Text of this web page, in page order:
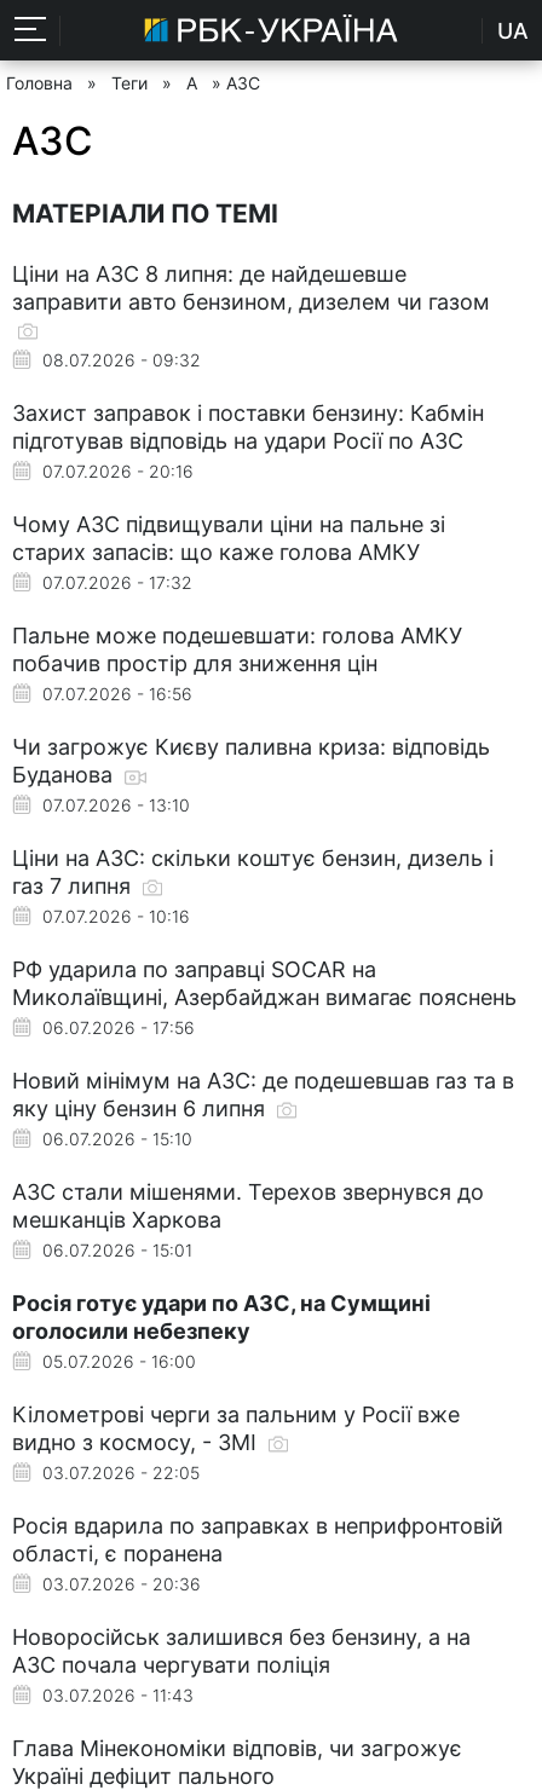
UA
Головна » Теги » А » АЗС
АЗС
МАТЕРІАЛИ ПО ТЕМІ
Ціни на АЗС 8 липня: де найдешевше
заправити авто бензином, дизелем чи газом
08.07.2026 - 09:32
Захист заправок і поставки бензину: Кабмін
підготував відповідь на удари Росії по АЗС
07.07.2026 - 20:16
Чому АЗС підвищували ціни на пальне зі
старих запасів: що каже голова АМКУ
07.07.2026 - 17:32
Пальне може подешевшати: голова АМКУ
побачив простір для зниження цін
07.07.2026 - 16:56
Чи загрожує Києву паливна криза: відповідь
Буданова
07.07.2026 - 13:10
Ціни на АЗС: скільки коштує бензин, дизель і
газ 7 липня
07.07.2026 - 10:16
РФ ударила по заправці SOCAR на
Миколаївщині, Азербайджан вимагає пояснень
06.07.2026 - 17:56
Новий мінімум на АЗС: де подешевшав газ та в
яку ціну бензин 6 липня
06.07.2026 - 15:10
АЗС стали мішенями. Терехов звернувся до
мешканців Харкова
06.07.2026 - 15:01
Росія готує удари по АЗС, на Сумщині
оголосили небезпеку
05.07.2026 - 16:00
Кілометрові черги за пальним у Росії вже
видно з космосу, - ЗМІ
03.07.2026 - 22:05
Росія вдарила по заправках в неприфронтовій
області, є поранена
03.07.2026 - 20:36
Новоросійськ залишився без бензину, а на
АЗС почала чергувати поліція
03.07.2026 - 11:43
Глава Мінекономіки відповів, чи загрожує
Україні дефіцит пального